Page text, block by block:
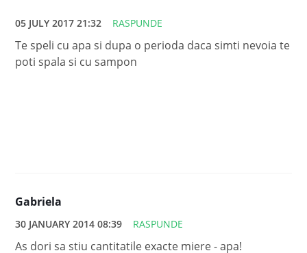
05 JULY 2017 21:32 RASPUNDE
Te speli cu apa si dupa o perioda daca simti nevoia te
poti spala si cu sampon
Gabriela
30 JANUARY 2014 08:39 RASPUNDE
As dori sa stiu cantitatile exacte miere - apa!